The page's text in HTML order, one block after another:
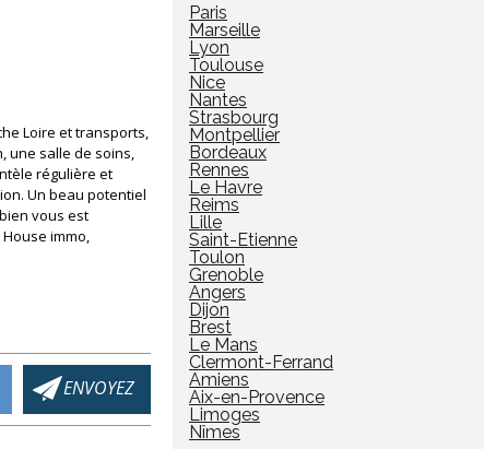
Loire et transports,
salle de soins,
régulière et
Un beau potentiel
vous est
immo,
ENVOYEZ
Paris
Marseille
Lyon
Toulouse
Nice
Nantes
Strasbourg
Montpellier
Bordeaux
Rennes
Le Havre
Reims
Lille
Saint-Etienne
Toulon
Grenoble
Angers
Dijon
Brest
Le Mans
Clermont-Ferrand
Amiens
Aix-en-Provence
Limoges
Nîmes